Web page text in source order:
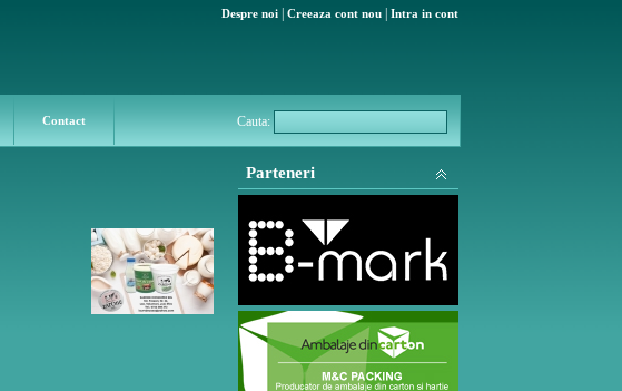
Despre noi Creeaza cont nou Intra in cont
Contact Cauta:
Parteneri